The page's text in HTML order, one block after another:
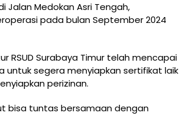
Jalan Medokan Asri Tengah,
pada bulan September 2024
RSUD Surabaya Timur telah mencapai
untuk segera menyiapkan sertifikat laik
perizinan.
bisa tuntas bersamaan dengan